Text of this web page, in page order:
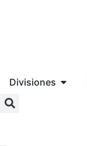
Divisiones